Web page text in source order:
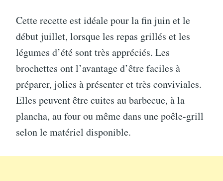
Cette recette est idéale pour la fin juin et le
début juillet, lorsque les repas grillés et les
légumes d’été sont très appréciés. Les
brochettes ont l’avantage d’être faciles à
préparer, jolies à présenter et très conviviales.
Elles peuvent être cuites au barbecue, à la
plancha, au four ou même dans une poêle-grill
selon le matériel disponible.